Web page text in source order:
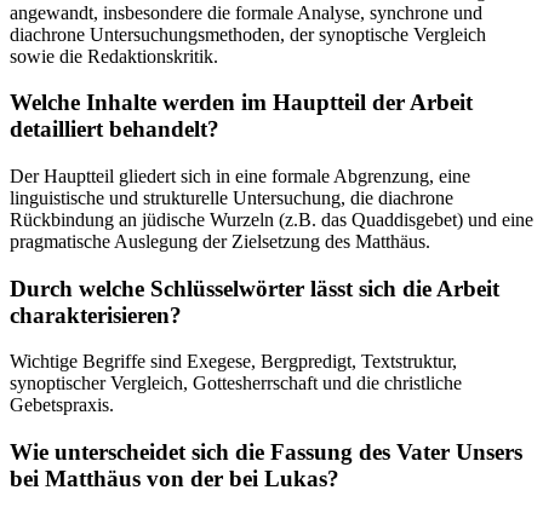
angewandt, insbesondere die formale Analyse, synchrone und
diachrone Untersuchungsmethoden, der synoptische Vergleich
sowie die Redaktionskritik.
Welche Inhalte werden im Hauptteil der Arbeit
detailliert behandelt?
Der Hauptteil gliedert sich in eine formale Abgrenzung, eine
linguistische und strukturelle Untersuchung, die diachrone
Rückbindung an jüdische Wurzeln (z.B. das Quaddisgebet) und eine
pragmatische Auslegung der Zielsetzung des Matthäus.
Durch welche Schlüsselwörter lässt sich die Arbeit
charakterisieren?
Wichtige Begriffe sind Exegese, Bergpredigt, Textstruktur,
synoptischer Vergleich, Gottesherrschaft und die christliche
Gebetspraxis.
Wie unterscheidet sich die Fassung des Vater Unsers
bei Matthäus von der bei Lukas?